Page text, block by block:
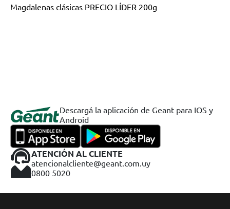
Magdalenas clásicas PRECIO LÍDER 200g
Descargá la aplicación de Geant para IOS y
Android
ATENCIÓN AL CLIENTE
atencionalcliente@geant.com.uy
0800 5020